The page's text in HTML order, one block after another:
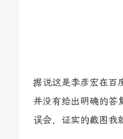
据说这是李彦宏在百
并没有给出明确的答
误会，证实的截图我